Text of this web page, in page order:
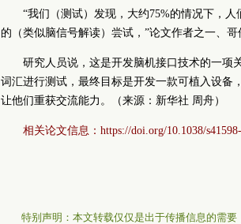
“我们（测试）发现，大约75%的情况下，
的（类似脑信号解读）尝试，”论文作者之一、
研究人员说，这是开发脑机接口技术的一项
词汇进行测试，最终目标是开发一款可植入设备
让他们重获交流能力。（来源：新华社 周舟）
相关论文信息：https://doi.org/10.1038/
特别声明：本文转载仅仅是出于传播信息的需